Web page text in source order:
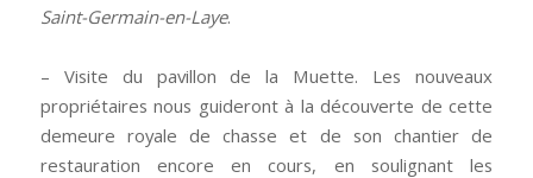
Saint-Germain-en-Laye.
– Visite du pavillon de la Muette. Les nouveaux
propriétaires nous guideront à la découverte de cette
demeure royale de chasse et de son chantier de
restauration encore en cours, en soulignant les